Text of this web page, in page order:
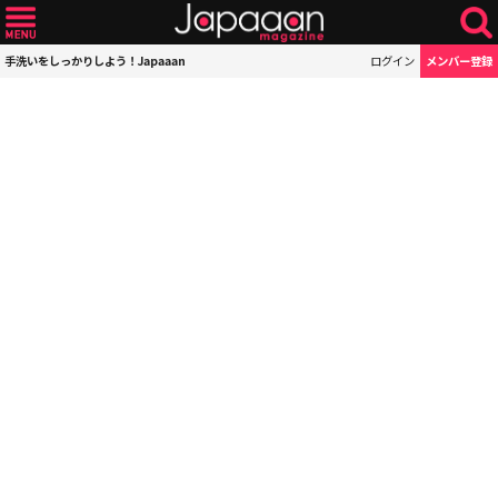
手洗いをしっかりしよう！Japaaan ログイン メンバー登録